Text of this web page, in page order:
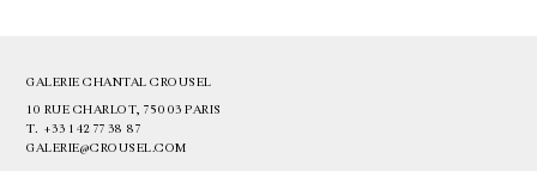
GALERIE CHANTAL CROUSEL
10 RUE CHARLOT, 75003 PARIS
T. +33 1 42 77 38 87
GALERIE@CROUSEL.COM